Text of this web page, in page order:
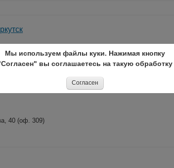
6a, офис 13.
40 (оф. 309)
Мы используем файлы куки. Нажимая кнопку
вы соглашаетесь на такую обработку
Согласен